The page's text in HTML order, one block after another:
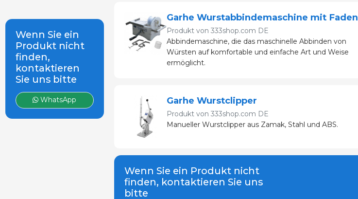
Wenn Sie ein
Produkt nicht
finden,
kontaktieren
Sie uns bitte
WhatsApp
Garhe Wurstabbindemaschine mit Faden
Produkt von 333shop.com DE
Abbindemaschine, die das maschinelle Abbinden von
Würsten auf komfortable und einfache Art und Weise
ermöglicht.
Garhe Wurstclipper
Produkt von 333shop.com DE
Manueller Wurstclipper aus Zamak, Stahl und ABS.
Wenn Sie ein Produkt nicht
finden, kontaktieren Sie uns
bitte